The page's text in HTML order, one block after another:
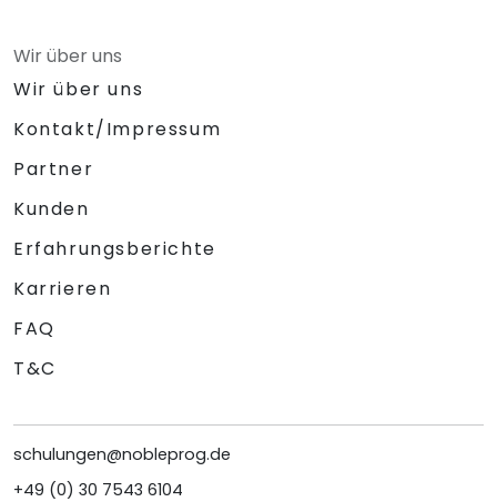
Wir über uns
Wir über uns
Kontakt/Impressum
Partner
Kunden
Erfahrungsberichte
Karrieren
FAQ
T&C
schulungen@nobleprog.de
+49 (0) 30 7543 6104